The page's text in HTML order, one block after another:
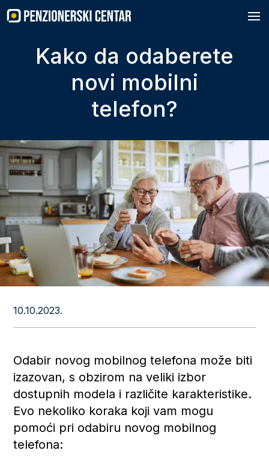
to
content
Kako da odaberete
novi mobilni
telefon?
10.10.2023.
Odabir novog mobilnog telefona može biti
izazovan, s obzirom na veliki izbor
dostupnih modela i različite karakteristike.
Evo nekoliko koraka koji vam mogu
pomoći pri odabiru novog mobilnog
telefona: